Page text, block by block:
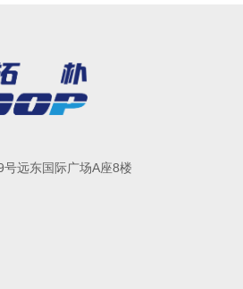
号远东国际广场A座8楼